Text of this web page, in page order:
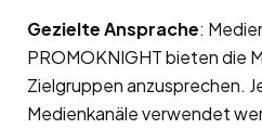
Gezielte Ansprache:
PROMOKNIGHT bieten die
Zielgruppen anzusprechen.
Medienkanäle verwendet